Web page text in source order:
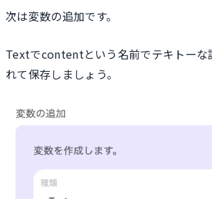
次は変数の追加です。
Textでcontentという名前でテキトーな
れて保存しましょう。